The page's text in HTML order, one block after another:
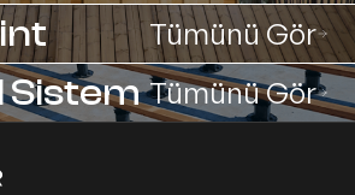
Tümünü Gör
Sistem Tümünü Gör